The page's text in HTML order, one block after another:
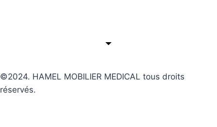
©2024. HAMEL MOBILIER MEDICAL tous droits
réservés.